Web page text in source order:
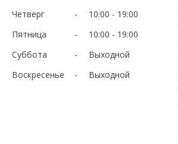
Четверг
10:00
19:00
Пятница
10:00
19:00
Суббота
Выходной
Воскресенье
Выходной